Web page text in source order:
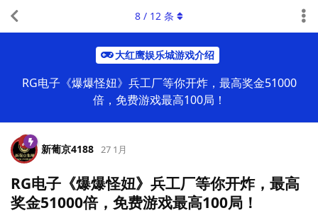
大红鹰娱乐城游戏介绍
RG电子《爆爆怪妞》兵工厂等你开炸，最高奖金51000
倍，免费游戏最高100局！
8 / 12 条
新葡京4188 27 1月
RG电子《爆爆怪妞》兵工厂等你开炸，最高
奖金51000倍，免费游戏最高100局！